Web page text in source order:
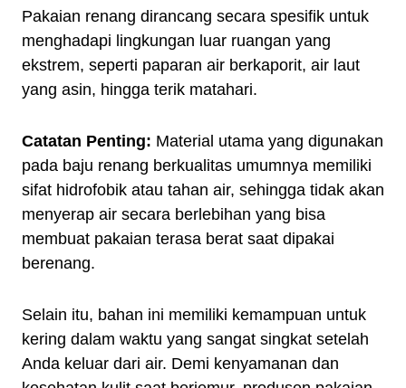
Pakaian renang dirancang secara spesifik untuk
menghadapi lingkungan luar ruangan yang
ekstrem, seperti paparan air berkaporit, air laut
yang asin, hingga terik matahari.
Catatan Penting: Material utama yang digunakan
pada baju renang berkualitas umumnya memiliki
sifat hidrofobik atau tahan air, sehingga tidak akan
menyerap air secara berlebihan yang bisa
membuat pakaian terasa berat saat dipakai
berenang.
Selain itu, bahan ini memiliki kemampuan untuk
kering dalam waktu yang sangat singkat setelah
Anda keluar dari air. Demi kenyamanan dan